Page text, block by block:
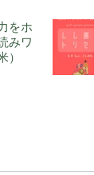
をホ
みワ
）